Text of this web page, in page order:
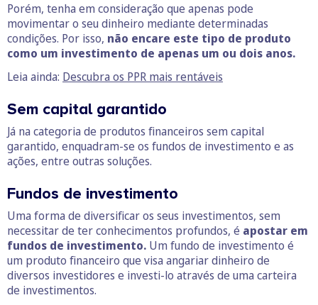
Porém, tenha em consideração que apenas pode
movimentar o seu dinheiro mediante determinadas
condições. Por isso, não encare este tipo de produto
como um investimento de apenas um ou dois anos.
Leia ainda: Descubra os PPR mais rentáveis
Sem capital garantido
Já na categoria de produtos financeiros sem capital
garantido, enquadram-se os fundos de investimento e as
ações, entre outras soluções.
Fundos de investimento
Uma forma de diversificar os seus investimentos, sem
necessitar de ter conhecimentos profundos, é apostar em
fundos de investimento. Um fundo de investimento é
um produto financeiro que visa angariar dinheiro de
diversos investidores e investi-lo através de uma carteira
de investimentos.